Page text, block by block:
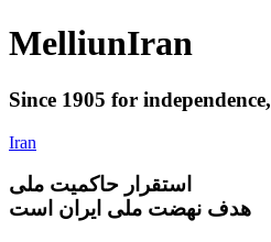
MelliunIran
Since 1905 for independence,
Iran
استقرار حاکميت ملی
هدف نهضت ملی ایران است